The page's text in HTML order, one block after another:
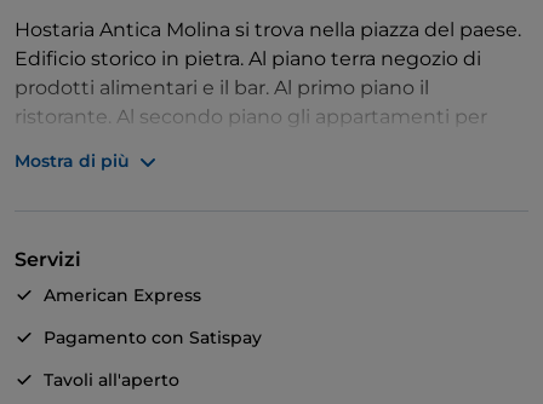
Hostaria Antica Molina si trova nella piazza del paese.
Edificio storico in pietra. Al piano terra negozio di
prodotti alimentari e il bar. Al primo piano il
ristorante. Al secondo piano gli appartamenti per
Mostra di più
Servizi
American Express
Pagamento con Satispay
Tavoli all'aperto